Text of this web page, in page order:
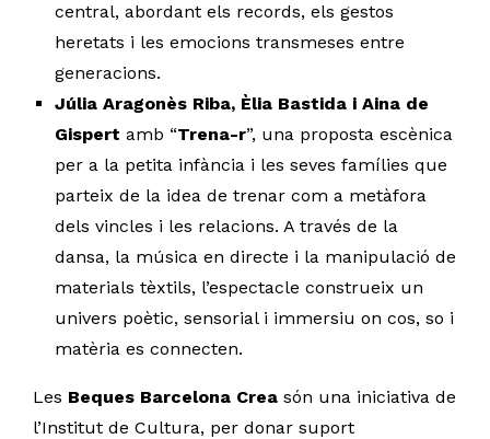
central, abordant els records, els gestos
heretats i les emocions transmeses entre
generacions.
Júlia Aragonès Riba, Èlia Bastida i Aina de
Gispert amb “Trena-r”, una proposta escènica
per a la petita infància i les seves famílies que
parteix de la idea de trenar com a metàfora
dels vincles i les relacions. A través de la
dansa, la música en directe i la manipulació de
materials tèxtils, l’espectacle construeix un
univers poètic, sensorial i immersiu on cos, so i
matèria es connecten.
Les Beques Barcelona Crea són una iniciativa de
l’Institut de Cultura, per donar suport